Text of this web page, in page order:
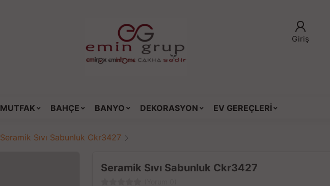
Giriş
MUTFAK BAHÇE BANYO DEKORASYON EV GEREÇLERİ
Seramik Sıvı Sabunluk Ckr3427
Seramik Sıvı Sabunluk Ckr3427